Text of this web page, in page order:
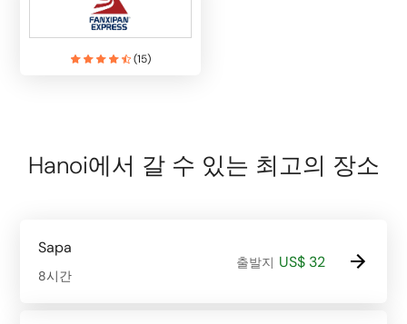
(15)
Hanoi에서 갈 수 있는 최고의 장소
Sapa
8시간
출발지 US$ 32